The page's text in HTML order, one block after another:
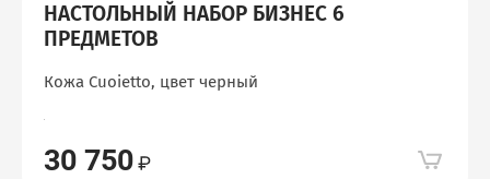
НАСТОЛЬНЫЙ НАБОР БИЗНЕС 6
ПРЕДМЕТОВ
Кожа Cuoietto, цвет черный
30 750